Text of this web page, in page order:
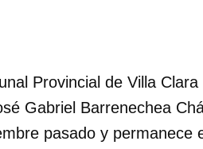
Provincial de Villa
Gabriel Barrenechea
pasado y permanece